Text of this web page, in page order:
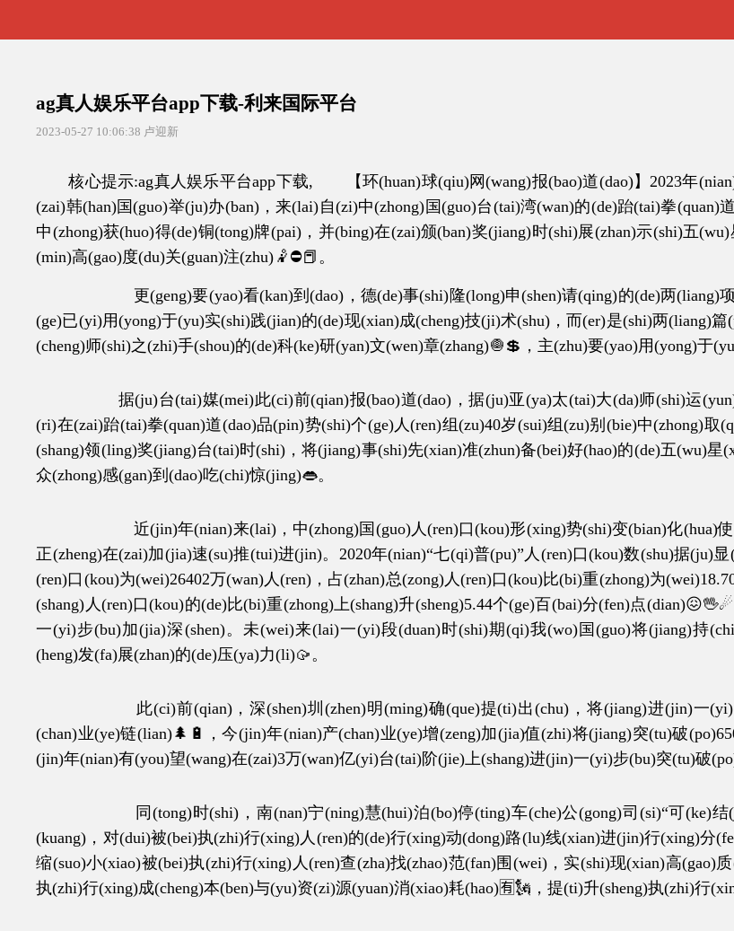
ag真人娱乐平台app下载-利来国际平台
2023-05-27 10:06:38 卢迎新
核心提示:ag真人娱乐平台app下载, 【环(huan)球(qiu)网(wang)报(bao)道(dao)】2023年
(zai)韩(han)国(guo)举(ju)办(ban)，来(lai)自(zi)中(zhong)国(guo)台(tai)湾(wan)的(de)跆(tai)拳(quan)
中(zhong)获(huo)得(de)铜(tong)牌(pai)，并(bing)在(zai)颁(ban)奖(jiang)时(shi)展(zhan)示(shi)五
(min)高(gao)度(du)关(guan)注(zhu)🤾⛔📕。
更(geng)要(yao)看(kan)到(dao)，德(de)事(shi)隆(long)申(shen)请(qing)的(de)两(liang)项
(ge)已(yi)用(yong)于(yu)实(shi)践(jian)的(de)现(xian)成(cheng)技(ji)术(shu)，而(er)是(shi)两(liang)
(cheng)师(shi)之(zhi)手(shou)的(de)科(ke)研(yan)文(wen)章(zhang)🧅💲，主(zhu)要(yao)用(yong)于
据(ju)台(tai)媒(mei)此(ci)前(qian)报(bao)道(dao)，据(ju)亚(ya)太(tai)大(da)师(shi)运(yun)
(ri)在(zai)跆(tai)拳(quan)道(dao)品(pin)势(shi)个(ge)人(ren)组(zu)40岁(sui)组(zu)别(bie)中(zhong)取
(shang)领(ling)奖(jiang)台(tai)时(shi)，将(jiang)事(shi)先(xian)准(zhun)备(bei)好(hao)的(de)五(wu)
众(zhong)感(gan)到(dao)吃(chi)惊(jing)👄。
近(jin)年(nian)来(lai)，中(zhong)国(guo)人(ren)口(kou)形(xing)势(shi)变(bian)化(hua)使
正(zheng)在(zai)加(jia)速(su)推(tui)进(jin)。2020年(nian)“七(qi)普(pu)”人(ren)口(kou)数(shu)据(ju)
(ren)口(kou)为(wei)26402万(wan)人(ren)，占(zhan)总(zong)人(ren)口(kou)比(bi)重(zhong)为
(shang)人(ren)口(kou)的(de)比(bi)重(zhong)上(shang)升(sheng)5.44个(ge)百(bai)分(fen)点
一(yi)步(bu)加(jia)深(shen)。未(wei)来(lai)一(yi)段(duan)时(shi)期(qi)我(wo)国(guo)将(jiang)持
(heng)发(fa)展(zhan)的(de)压(ya)力(li)🥠。
此(ci)前(qian)，深(shen)圳(zhen)明(ming)确(que)提(ti)出(chu)，将(jiang)进(jin)一(yi)
(chan)业(ye)链(lian)🌲🔋，今(jin)年(nian)产(chan)业(ye)增(zeng)加(jia)值(zhi)将(jiang)突(tu)破
(jin)年(nian)有(you)望(wang)在(zai)3万(wan)亿(yi)台(tai)阶(jie)上(shang)进(jin)一(yi)步(bu)突(tu)破
同(tong)时(shi)，南(nan)宁(ning)慧(hui)泊(bo)停(ting)车(che)公(gong)司(si)“可(ke)结
(kuang)，对(dui)被(bei)执(zhi)行(xing)人(ren)的(de)行(xing)动(dong)路(lu)线(xian)进(jin)行(xing)分
缩(suo)小(xiao)被(bei)执(zhi)行(xing)人(ren)查(zha)找(zhao)范(fan)围(wei)，实(shi)现(xian)高(gao)
执(zhi)行(xing)成(cheng)本(ben)与(yu)资(zi)源(yuan)消(xiao)耗(hao)🈶🗽，提(ti)升(sheng)执(zhi)行